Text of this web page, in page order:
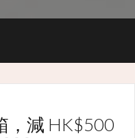
，減 HK$500